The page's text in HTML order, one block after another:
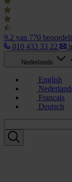
9.2 van 770
010 433 33 22
Nederlands
English
Français
Deutsch